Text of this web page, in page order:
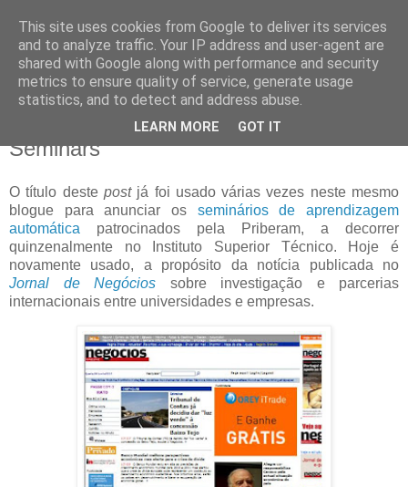
Blogue da Priberam
quarta-feira, 9 de junho de 2010
Priberam Machine Learning Lunch
Seminars
O título deste postjá foi usado várias vezes neste mesmo
blogue para anunciar os seminários de aprendizagem
automática patrocinados pela Priberam, a decorrer
quinzenalmente no Instituto Superior Técnico. Hoje é
novamente usado, a propósito da notícia publicada no
Jornal de Negócios sobre investigação e parcerias
internacionais entre universidades e empresas.
This site uses cookies from Google to deliver its services
and to analyze traffic. Your IP address and user-agent are
shared with Google along with performance and security
metrics to ensure quality of service, generate usage
statistics, and to detect and address abuse.
LEARN MORE GOT IT